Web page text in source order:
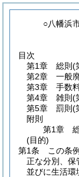
○八幡浜
目次
第1章
総則 (
第2章
一般
第3章
手数
第4章
雑則 (
第5章
罰則 (
附則
第1章
(目的)
第1条
この条
正な分別、保
並びに生活